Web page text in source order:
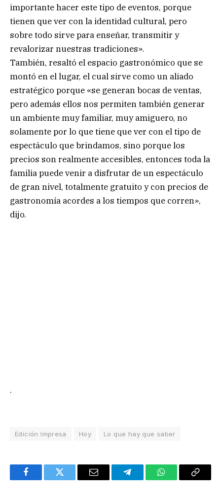
importante hacer este tipo de eventos, porque
tienen que ver con la identidad cultural, pero
sobre todo sirve para enseñar, transmitir y
revalorizar nuestras tradiciones».
También, resaltó el espacio gastronómico que se
montó en el lugar, el cual sirve como un aliado
estratégico porque «se generan bocas de ventas,
pero además ellos nos permiten también generar
un ambiente muy familiar, muy amiguero, no
solamente por lo que tiene que ver con el tipo de
espectáculo que brindamos, sino porque los
precios son realmente accesibles, entonces toda la
familia puede venir a disfrutar de un espectáculo
de gran nivel, totalmente gratuito y con precios de
gastronomía acordes a los tiempos que corren»,
dijo.
.
Edición Impresa Hoy Lo que hay que saber
FacebookTwitter Email TelegramWhatsAppCopy